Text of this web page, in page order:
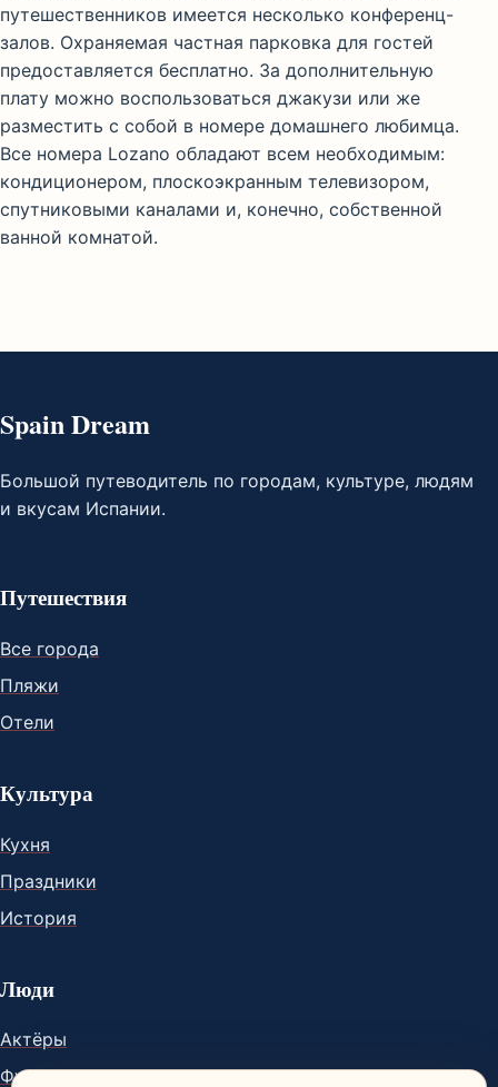
путешественников имеется несколько конференц-
залов. Охраняемая частная парковка для гостей
предоставляется бесплатно. За дополнительную
плату можно воспользоваться джакузи или же
разместить с собой в номере домашнего любимца.
Все номера Lozano обладают всем необходимым:
кондиционером, плоскоэкранным телевизором,
спутниковыми каналами и, конечно, собственной
ванной комнатой.
Spain Dream
Большой путеводитель по городам, культуре, людям
и вкусам Испании.
Путешествия
Все города
Пляжи
Отели
Культура
Кухня
Праздники
История
Люди
Актёры
Футболисты